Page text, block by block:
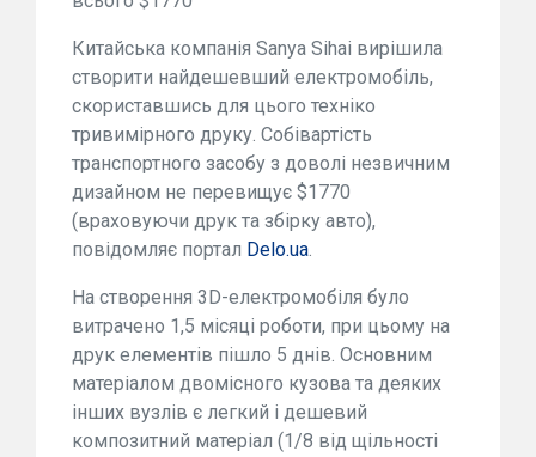
Китайська компанія Sanya Sihai вирішила
створити найдешевший електромобіль,
скориставшись для цього техніко
тривимірного друку. Собівартість
транспортного засобу з доволі незвичним
дизайном не перевищує $1770
(враховуючи друк та збірку авто),
повідомляє портал Delo.ua.
На створення 3D-електромобіля було
витрачено 1,5 місяці роботи, при цьому на
друк елементів пішло 5 днів. Основним
матеріалом двомісного кузова та деяких
інших вузлів є легкий і дешевий
композитний матеріал (1/8 від щільності